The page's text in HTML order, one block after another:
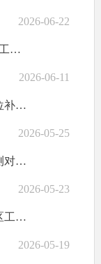
2026-06-22
关于永靖县2026年牛羊养殖提质增效工程补助资金计划的公示
2026-06-11
关于发放2026年5月份乡村公益性岗位补贴的公示
2026-05-25
关于永靖县2026年5月份识别纳入监测对象公告
2026-05-23
关于对永靖县2026年5月份社长、社区工作者、网格员等乡村工作人员报酬发放情况的公示
2026-05-19